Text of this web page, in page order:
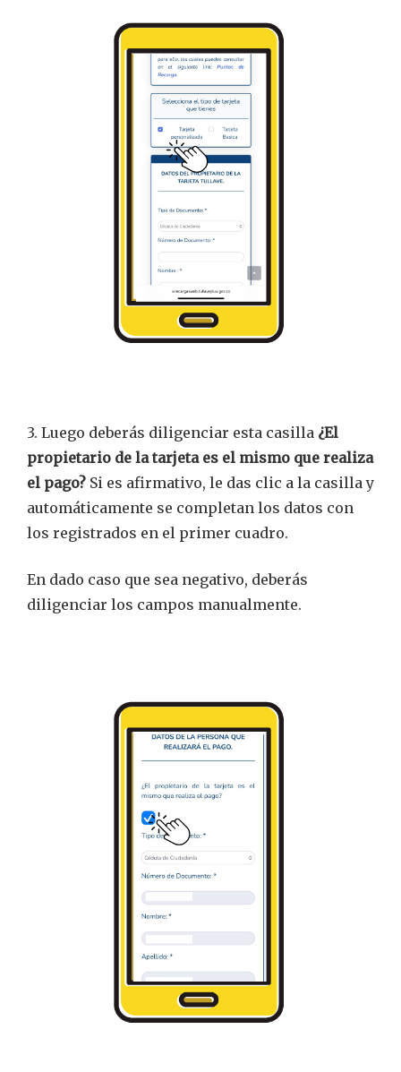
3. Luego deberás diligenciar esta casilla ¿El
propietario de la tarjeta es el mismo que realiza
el pago? Si es afirmativo, le das clic a la casilla y
automáticamente se completan los datos con
los registrados en el primer cuadro.
En dado caso que sea negativo, deberás
diligenciar los campos manualmente.